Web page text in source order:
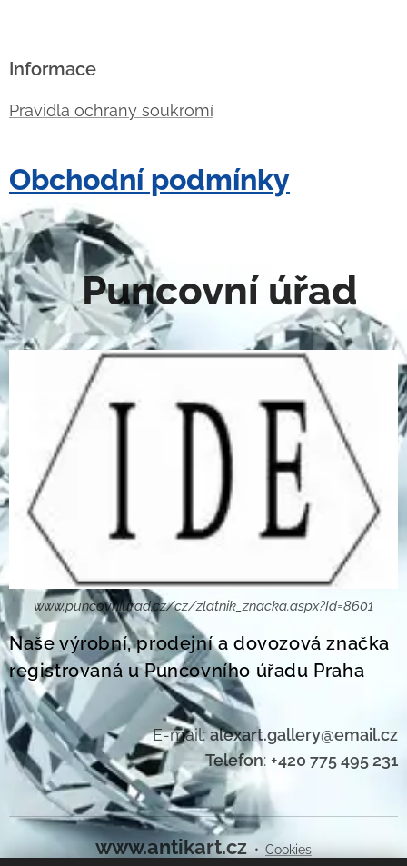
Informace
Pravidla ochrany soukromí
Obchodní podmínky
Puncovní úřad
www.puncovniurad.cz/cz/zlatnik_znacka.aspx?Id=8601
Naše výrobní, prodejní a dovozová značka
registrovaná u Puncovního úřadu Praha
E-mail:alexart.gallery@email.cz
Telefon: +420 775 495 231
www.antikart.cz Cookies